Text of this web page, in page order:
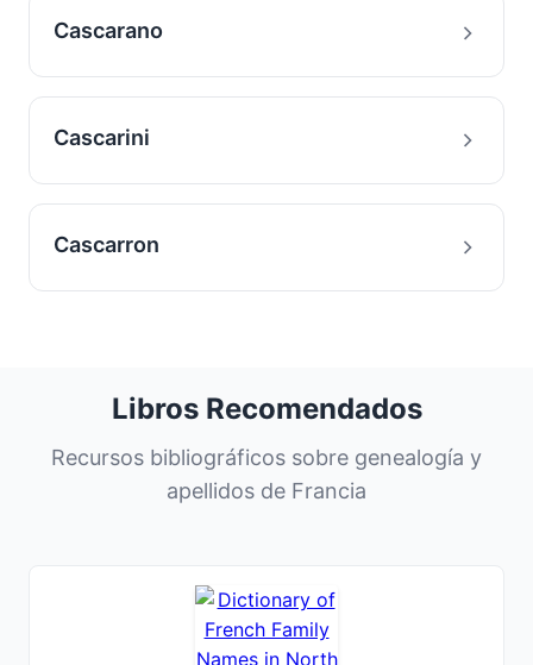
Cascarano
Cascarini
Cascarron
Libros Recomendados
Recursos bibliográficos sobre genealogía y
apellidos de Francia